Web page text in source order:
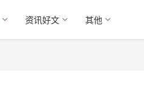
资讯好文 其他